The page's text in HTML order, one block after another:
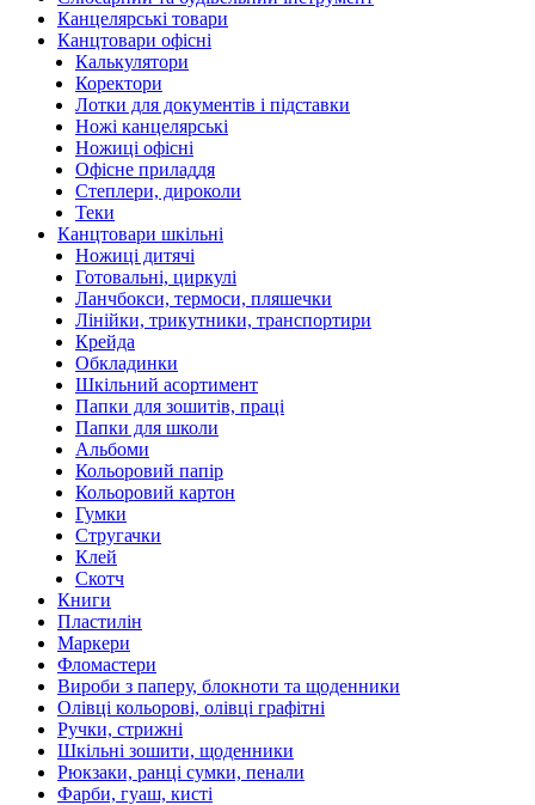
Канцелярські товари
Канцтовари офісні
Калькулятори
Коректори
Лотки для документів і підставки
Ножі канцелярські
Ножиці офісні
Офісне приладдя
Степлери, дироколи
Теки
Канцтовари шкільні
Ножиці дитячі
Готовальні, циркулі
Ланчбокси, термоси, пляшечки
Лінійки, трикутники, транспортири
Крейда
Обкладинки
Шкільний асортимент
Папки для зошитів, праці
Папки для школи
Альбоми
Кольоровий папір
Кольоровий картон
Гумки
Стругачки
Клей
Скотч
Книги
Пластилін
Маркери
Фломастери
Вироби з паперу, блокноти та щоденники
Олівці кольорові, олівці графітні
Ручки, стрижні
Шкільні зошити, щоденники
Рюкзаки, ранці сумки, пенали
Фарби, гуаш, кисті